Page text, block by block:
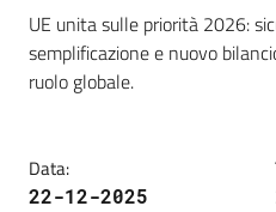
Notizie
eventi
UE unita sulle priorità 2026:
semplificazione e nuovo
ruolo globale.
Data:
22-12-2025